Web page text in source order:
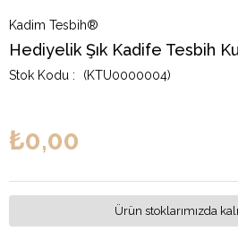
Kadim Tesbih®
Hediyelik Şık Kadife Tesbih
(KTU0000004)
₺0,00
Ürün stoklarımızda